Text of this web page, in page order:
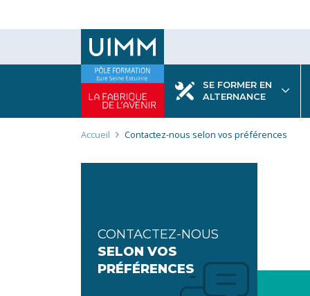
SE FORMER EN
ALTERNANCE
Fil
d'Ariane
Accueil Contactez-nous selon vos préférences
CONTACTEZ-NOUS
SELON VOS
PRÉFÉRENCES